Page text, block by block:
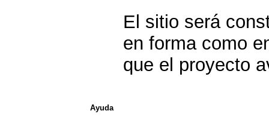
El sitio será
en forma como
que el proyecto
Ayuda